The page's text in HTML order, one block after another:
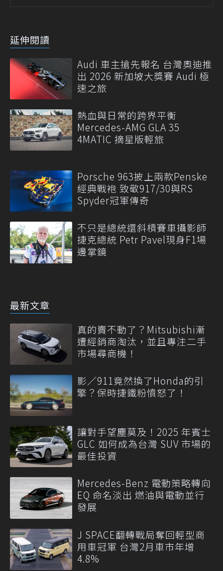
延伸閱讀
Audi 車主搶先報名 台灣奧迪推
出 2026 新加坡大獎賽 Audi 極
速之旅
熱血與日常的跨界平衡
Mercedes-AMG GLA 35
4MATIC 摘星版輕旅
Porsche 963披上兩款Penske
經典戰袍 致敬917/30與RS
Spyder冠軍傳奇
不只是總統還斜槓賽車攝影師
捷克總統 Petr Pavel現身F1場
邊掌鏡
最新文章
真的賣不動了？Mitsubishi漸
遭經銷商淘汰，並且專注二手
市場尋商機！
影／911竟然換了Honda的引
擎？保時捷鐵粉憤怒了！
讓對手望塵莫及！2025 年賓士
GLC 如何成為台灣 SUV 市場的
最佳投資
Mercedes-Benz 電動策略轉向
EQ 命名淡出 燃油與電動並行
發展
J SPACE翻轉戰局奪回輕型商
用車冠軍 台灣2月車市年增
4.8%